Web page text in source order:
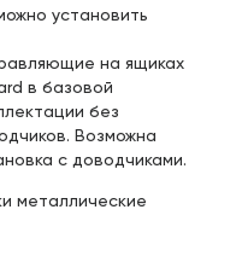
установить
на ящиках
в базовой
без
Возможна
с доводчиками.
металлические